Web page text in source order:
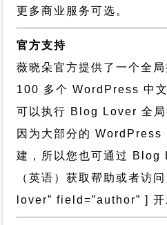
更多商业服务可选。
官方支持
薇晓朵官方提供了一个全
100 多个 WordPress 中
可以执行 Blog Lover 全
因为大部分的 WordPress
建，所以您也可通过 Blog
（英语）获取帮助或者访
lover” field=”author” ] 开